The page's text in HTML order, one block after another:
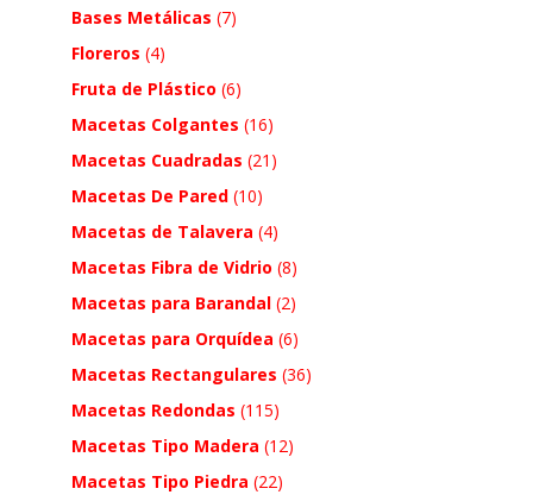
Bases Metálicas (7)
Floreros (4)
Fruta de Plástico (6)
Macetas Colgantes (16)
Macetas Cuadradas (21)
Macetas De Pared (10)
Macetas de Talavera (4)
Macetas Fibra de Vidrio (8)
Macetas para Barandal (2)
Macetas para Orquídea (6)
Macetas Rectangulares (36)
Macetas Redondas (115)
Macetas Tipo Madera (12)
Macetas Tipo Piedra (22)